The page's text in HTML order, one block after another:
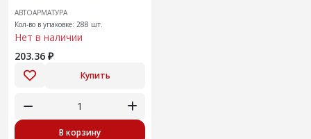
АВТОАРМАТУРА
Кол-во в упаковке: 288 шт.
Нет в наличии
203.36 ₽
Купить
В корзину